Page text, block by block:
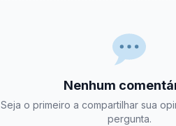
Nenhum
Seja o primeiro a compartilhar sua
pergunta.